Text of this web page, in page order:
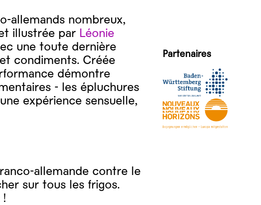
allemands nombreux,
illustrée par Léonie
une toute dernière
condiments. Créée
démontre
- les épluchures
expérience sensuelle,
allemande contre le
sur tous les frigos.
Partenaires